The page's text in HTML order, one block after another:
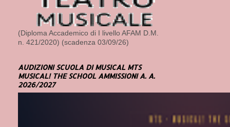
(Diploma Accademico di I livello AFAM D.M.
n. 421/2020) (scadenza 03/09/26)
AUDIZIONI SCUOLA DI MUSICAL MTS
MUSICAL! THE SCHOOL AMMISSIONI A. A.
2026/2027